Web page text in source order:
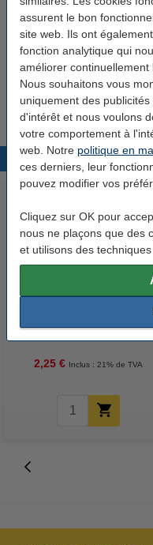
assurent le bon
site web. Ils ont
fonction analytique qui
améliorer continuellement
Nous souhaitons vous
uniquement des
d'intérêt et nous voulons
votre comportement à
web. Notre politique en
ces derniers, leur
pouvez modifier vos
Cliquez sur OK pour
nous ne plaçons que des
et utilisons des
Pack avantageux !
Offre: 3x
autocollantes
- gris
10,50 €
carton A4 avec 10 onglets
trous) - coloré
2,25 € Inclus : 21% de TVA